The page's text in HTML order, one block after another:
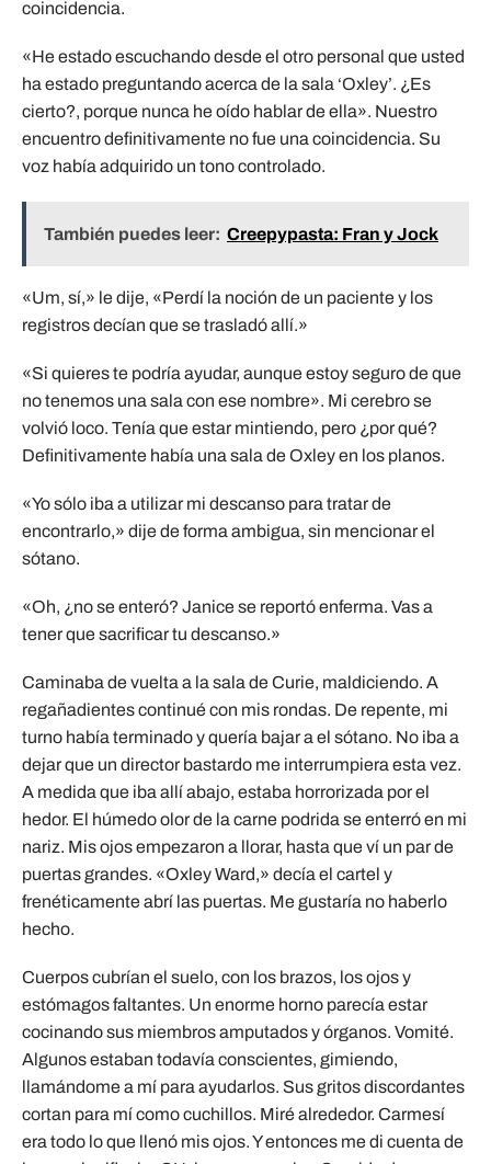
coincidencia.
«He estado escuchando desde el otro personal que usted
ha estado preguntando acerca de la sala ‘Oxley’. ¿Es
cierto?, porque nunca he oído hablar de ella». Nuestro
encuentro definitivamente no fue una coincidencia. Su
voz había adquirido un tono controlado.
También puedes leer: Creepypasta: Fran y Jock
«Um, sí,» le dije, «Perdí la noción de un paciente y los
registros decían que se trasladó allí.»
«Si quieres te podría ayudar, aunque estoy seguro de que
no tenemos una sala con ese nombre». Mi cerebro se
volvió loco. Tenía que estar mintiendo, pero ¿por qué?
Definitivamente había una sala de Oxley en los planos.
«Yo sólo iba a utilizar mi descanso para tratar de
encontrarlo,» dije de forma ambigua, sin mencionar el
sótano.
«Oh, ¿no se enteró? Janice se reportó enferma. Vas a
tener que sacrificar tu descanso.»
Caminaba de vuelta a la sala de Curie, maldiciendo. A
regañadientes continué con mis rondas. De repente, mi
turno había terminado y quería bajar a el sótano. No iba a
dejar que un director bastardo me interrumpiera esta vez.
A medida que iba allí abajo, estaba horrorizada por el
hedor. El húmedo olor de la carne podrida se enterró en mi
nariz. Mis ojos empezaron a llorar, hasta que ví un par de
puertas grandes. «Oxley Ward,» decía el cartel y
frenéticamente abrí las puertas. Me gustaría no haberlo
hecho.
Cuerpos cubrían el suelo, con los brazos, los ojos y
estómagos faltantes. Un enorme horno parecía estar
cocinando sus miembros amputados y órganos. Vomité.
Algunos estaban todavía conscientes, gimiendo,
llamándome a mí para ayudarlos. Sus gritos discordantes
cortan para mí como cuchillos. Miré alrededor. Carmesí
era todo lo que llenó mis ojos. Y entonces me di cuenta de